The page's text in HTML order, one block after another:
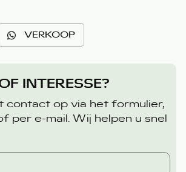
VERKOOP
INTERESSE?
contact op via het formulier,
per e-mail. Wij helpen u snel